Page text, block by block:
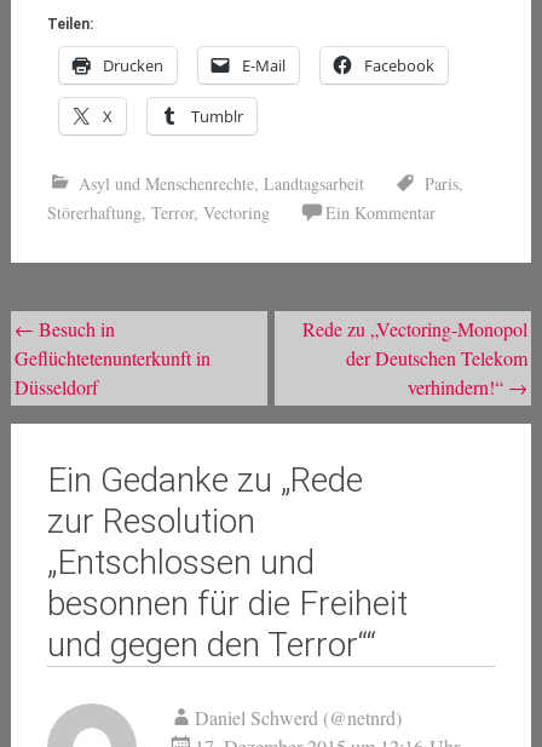
Teilen:
Drucken E-Mail Facebook
X Tumblr
Asyl und Menschenrechte, Landtagsarbeit Paris,
Störerhaftung, Terror, Vectoring Ein Kommentar
Beitragsnavigation
← Besuch in
Geflüchtetenunterkunft in
Düsseldorf
Rede zu „Vectoring-Monopol
der Deutschen Telekom
verhindern!“ →
Ein Gedanke zu „Rede
zur Resolution
„Entschlossen und
besonnen für die Freiheit
und gegen den Terror““
Daniel Schwerd (@netnrd)